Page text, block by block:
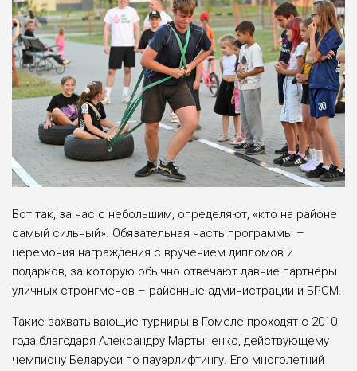
Вот так, за час с небольшим, определяют, «кто на районе
самый сильный». Обязательная часть программы –
церемония награждения с вручением дипломов и
подарков, за которую обычно отвечают давние партнёры
уличных стронгменов – районные администрации и БРСМ.
Такие захватывающие турниры в Гомеле проходят с 2010
года благодаря Александру Мартыненко, действующему
чемпиону Беларуси по пауэрлифтингу. Его многолетний